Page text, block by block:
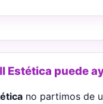
Estética puede
no partimos de